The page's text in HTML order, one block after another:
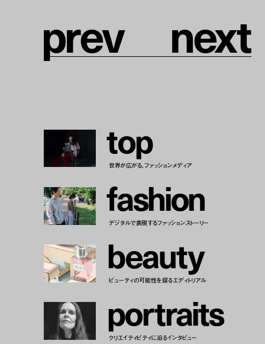
prev next
top
世界が広がる、ファッションメディア
fashion
デジタルで表現するファッションストーリー
beauty
ビューティの可能性を探るエディトリアル
portraits
クリエイティビティに迫るインタビュー